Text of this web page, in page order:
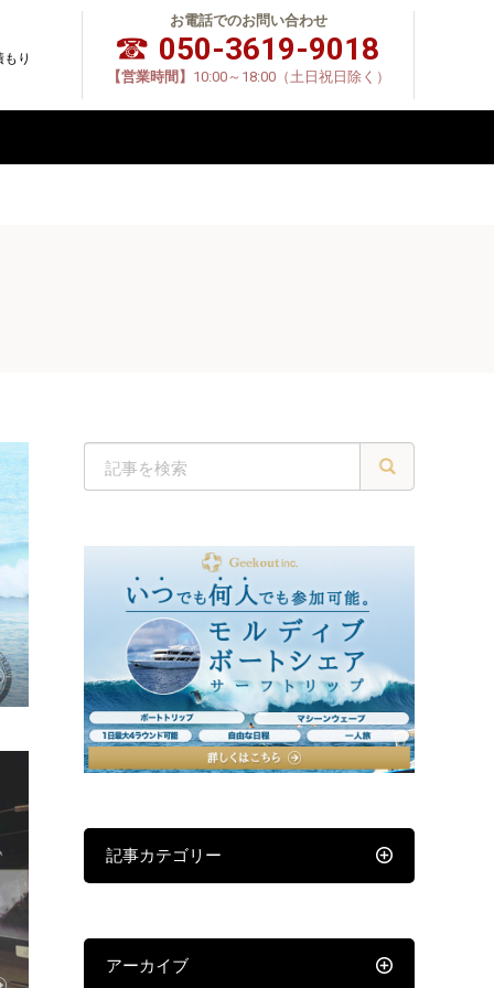
り
お電話でのお問い合わせ
050-3619-9018
【営業時間】 10:00～18:00（土日祝日除く）
記事カテゴリー
アーカイブ